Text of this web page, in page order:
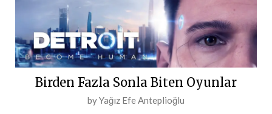
Birden Fazla Sonla Biten Oyunlar
Posted
byYağız Efe Anteplioğlu